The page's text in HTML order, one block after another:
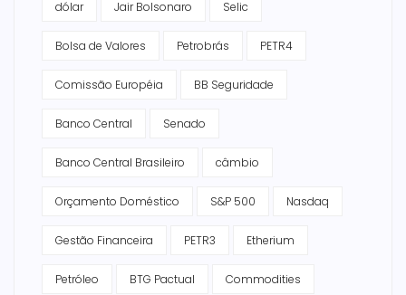
dólar Jair Bolsonaro Selic
Bolsa de Valores Petrobrás PETR4
Comissão Européia BB Seguridade
Banco Central Senado
Banco Central Brasileiro câmbio
Orçamento Doméstico S&P 500 Nasdaq
Gestão Financeira PETR3 Etherium
Petróleo BTG Pactual Commodities